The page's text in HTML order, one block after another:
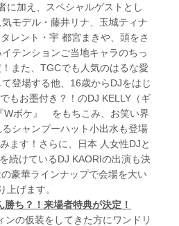
に加え、スペシャルゲストとし
モデル・藤井リナ、玉城ティナ
レント・宇 都宮まきや、頭をさ
テンションご当地キャラのちっ
また、TGCでも人気のはるな愛
登場する他、16歳からDJをはじ
もお墨付き？！のDJ KELLY（ギ
Wボケ』 をもちこみ、お笑い界
シャンプーハット小出水も登場
ます！さらに、日本 人女性DJと
続けているDJ KAORIの出演も決
豪華ラインナップで会場を大い
上げます。
ち？！来場者特典が決定！
ンの仮装をしてきた方にワンドリ